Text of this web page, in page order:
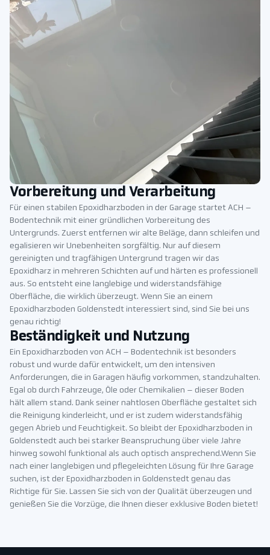
Vorbereitung und Verarbeitung
Für einen stabilen Epoxidharzboden in der Garage startet ACH –
Bodentechnik mit einer gründlichen Vorbereitung des
Untergrunds. Zuerst entfernen wir alte Beläge, dann schleifen und
egalisieren wir Unebenheiten sorgfältig. Nur auf diesem
gereinigten und tragfähigen Untergrund tragen wir das
Epoxidharz in mehreren Schichten auf und härten es professionell
aus. So entsteht eine langlebige und widerstandsfähige
Oberfläche, die wirklich überzeugt. Wenn Sie an einem
Epoxidharzboden Goldenstedt interessiert sind, sind Sie bei uns
genau richtig!
Beständigkeit und Nutzung
Ein Epoxidharzboden von ACH – Bodentechnik ist besonders
robust und wurde dafür entwickelt, um den intensiven
Anforderungen, die in Garagen häufig vorkommen, standzuhalten.
Egal ob durch Fahrzeuge, Öle oder Chemikalien – dieser Boden
hält allem stand. Dank seiner nahtlosen Oberfläche gestaltet sich
die Reinigung kinderleicht, und er ist zudem widerstandsfähig
gegen Abrieb und Feuchtigkeit. So bleibt der Epoxidharzboden in
Goldenstedt auch bei starker Beanspruchung über viele Jahre
hinweg sowohl funktional als auch optisch ansprechend.Wenn Sie
nach einer langlebigen und pflegeleichten Lösung für Ihre Garage
suchen, ist der Epoxidharzboden in Goldenstedt genau das
Richtige für Sie. Lassen Sie sich von der Qualität überzeugen und
genießen Sie die Vorzüge, die Ihnen dieser exklusive Boden bietet!